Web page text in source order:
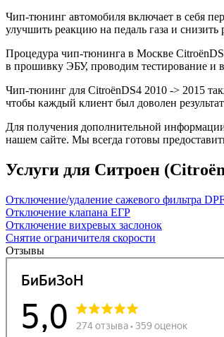
Чип-тюнинг автомобиля включает в себя
улучшить реакцию на педаль газа и
Процедура чип-тюнинга в Москве
в прошивку ЭБУ, проводим тестирование и
Чип-тюнинг для CitroënDS4 2010 -> 2015
чтобы каждый клиент был доволен
Для получения дополнительной
нашем сайте. Мы всегда готовы
Услуги для Ситроен
Отключение/удаление сажевого фильтра
Отключение клапана ЕГР
Отключение вихревых заслонок
Снятие ограничителя скорости
Отзывы